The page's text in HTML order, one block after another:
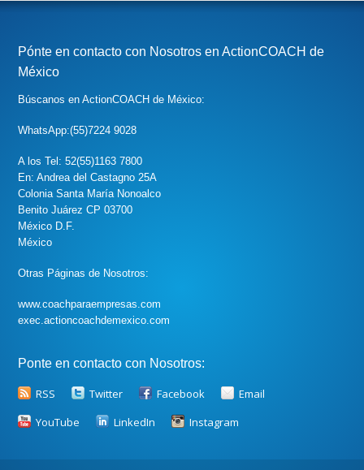
Pónte en contacto con Nosotros en ActionCOACH de
México
Búscanos en ActionCOACH de México:
WhatsApp:(55)7224 9028
A los Tel: 52(55)1163 7800
En: Andrea del Castagno 25A
Colonia Santa María Nonoalco
Benito Juárez CP 03700
México D.F.
México
Otras Páginas de Nosotros:
www.coachparaempresas.com
exec.actioncoachdemexico.com
Ponte en contacto con Nosotros:
RSS Twitter Facebook
Email
YouTube
LinkedIn Instagram